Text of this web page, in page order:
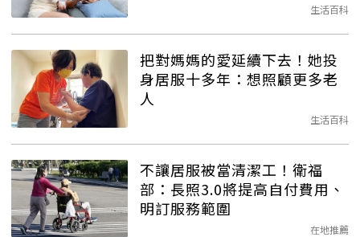
生活百科
把對媽媽的愛延續下去！她投
身居服十多年：想照顧更多老
人
生活百科
不讓居服被當清潔工！衛福
部：長照3.0將提高自付費用、
明訂服務範圍
在地推薦